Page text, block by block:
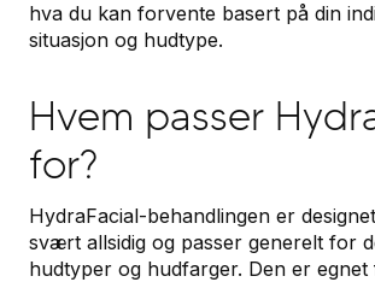
hva du kan forvente basert på din
situasjon og hudtype.
Hvem passer
for?
HydraFacial-behandlingen er
svært allsidig og passer generelt for
hudtyper og hudfarger. Den er